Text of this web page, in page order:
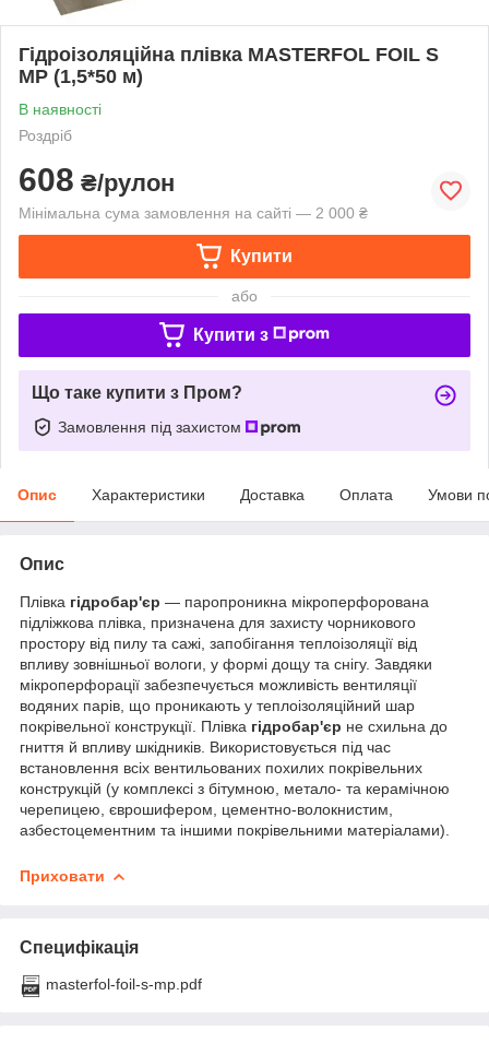
Гідроізоляційна плівка MASTERFOL FOIL S
МР (1,5*50 м)
В наявності
Роздріб
608 ₴/рулон
Мінімальна сума замовлення на сайті — 2 000 ₴
Купити
або
Купити з
Що таке купити з Пром?
Замовлення під захистом
Опис Характеристики Доставка Оплата Умови
Опис
Плівка гідробар'єр — паропроникна мікроперфорована
підліжкова плівка, призначена для захисту чорникового
простору від пилу та сажі, запобігання теплоізоляції від
впливу зовнішньої вологи, у формі дощу та снігу. Завдяки
мікроперфорації забезпечується можливість вентиляції
водяних парів, що проникають у теплоізоляційний шар
покрівельної конструкції. Плівка гідробар'єр не схильна до
гниття й впливу шкідників. Використовується під час
встановлення всіх вентильованих похилих покрівельних
конструкцій (у комплексі з бітумною, метало- та керамічною
черепицею, єврошифером, цементно-волокнистим,
азбестоцементним та іншими покрівельними матеріалами).
Приховати
Специфікація
masterfol-foil-s-mp.pdf